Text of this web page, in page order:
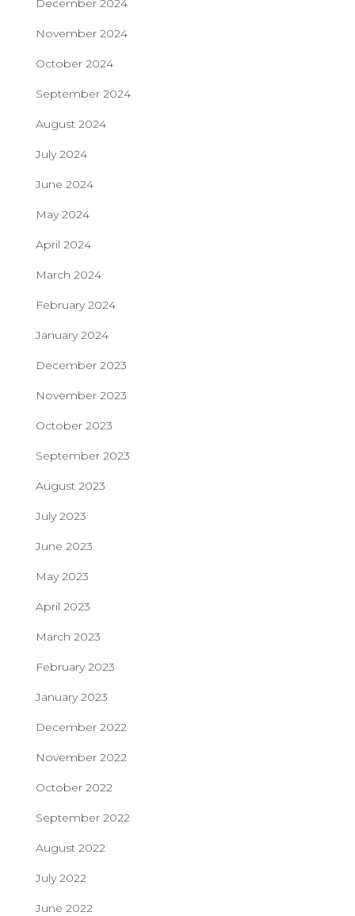
December 2024
November 2024
October 2024
September 2024
August 2024
July 2024
June 2024
May 2024
April 2024
March 2024
February 2024
January 2024
December 2023
November 2023
October 2023
September 2023
August 2023
July 2023
June 2023
May 2023
April 2023
March 2023
February 2023
January 2023
December 2022
November 2022
October 2022
September 2022
August 2022
July 2022
June 2022